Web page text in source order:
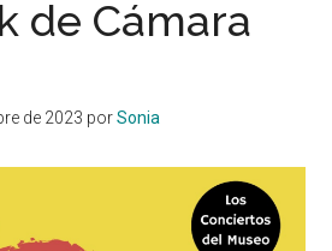
de Cámara
de 2023 porSonia